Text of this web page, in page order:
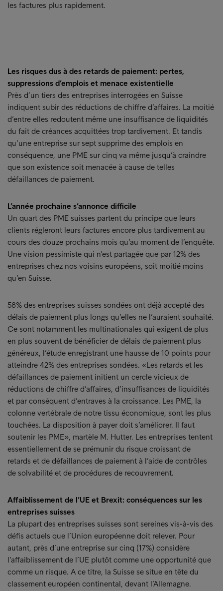
les factures plus rapidement.
Les risques dus à des retards de paiement: pertes,
suppressions d’emplois et menace existentielle
Près d’un tiers des entreprises interrogées en Suisse
indiquent subir des réductions de chiffre d’affaires. La moitié
d’entre elles redoutent même une insuffisance de liquidités
du fait de créances acquittées trop tardivement. Et tandis
qu’une entreprise sur sept supprime des emplois en
conséquence, une PME sur cinq va même jusqu’à craindre
que son existence soit menacée à cause de telles
défaillances de paiement.
L’année prochaine s’annonce difficile
Un quart des PME suisses partent du principe que leurs
clients régleront leurs factures encore plus tardivement au
cours des douze prochains mois qu’au moment de l’enquête.
Une vision pessimiste qui n’est partagée que par 12% des
entreprises chez nos voisins européens, soit moitié moins
qu’en Suisse.
58% des entreprises suisses sondées ont déjà accepté des
délais de paiement plus longs qu’elles ne l’auraient souhaité.
Ce sont notamment les multinationales qui exigent de plus
en plus souvent de bénéficier de délais de paiement plus
généreux, l’étude enregistrant une hausse de 10 points pour
atteindre 42% des entreprises sondées. «Les retards et les
défaillances de paiement initient un cercle vicieux de
réductions de chiffre d’affaires, d’insuffisances de liquidités
et par conséquent d’entraves à la croissance. Les PME, la
colonne vertébrale de notre tissu économique, sont les plus
touchées. La disposition à payer doit s’améliorer. Il faut
soutenir les PME», martèle M. Hutter. Les entreprises tentent
essentiellement de se prémunir du risque croissant de
retards et de défaillances de paiement à l’aide de contrôles
de solvabilité et de procédures de recouvrement.
Affaiblissement de l’UE et Brexit: conséquences sur les
entreprises suisses
La plupart des entreprises suisses sont sereines vis-à-vis des
défis actuels que l’Union européenne doit relever. Pour
autant, près d’une entreprise sur cinq (17%) considère
l’affaiblissement de l’UE plutôt comme une opportunité que
comme un risque. A ce titre, la Suisse se situe en tête du
classement européen continental, devant l’Allemagne.